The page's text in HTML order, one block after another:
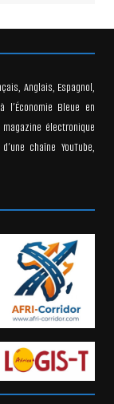
Anglais, Espagnol,
Bleue en
électronique
chaîne YouTube,